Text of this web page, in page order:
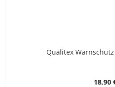
Qualitex
18,90